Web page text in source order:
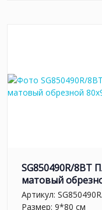
SG850490R/8BT
матовый
Артикул:
Размер: 9*80 см